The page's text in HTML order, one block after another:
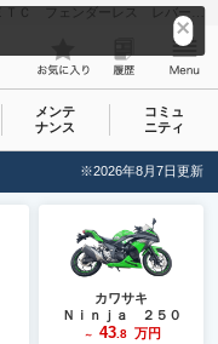
カワサキ(KAWASAKI) ＺＲＸ１２００ ＤＡＥＧ ＥＴＣ フェンダーレス レバー ＵＳＢ等｜エンデュランス下関 形山展示場｜新車・中古バイクなら【グーバイク(GooBike)】
メンテ
ナンス
コミュ
ニティ
※2026年8月7日更新
カワサキ
Ｎｉｎｊａ ２５０
～ 43.8 万円